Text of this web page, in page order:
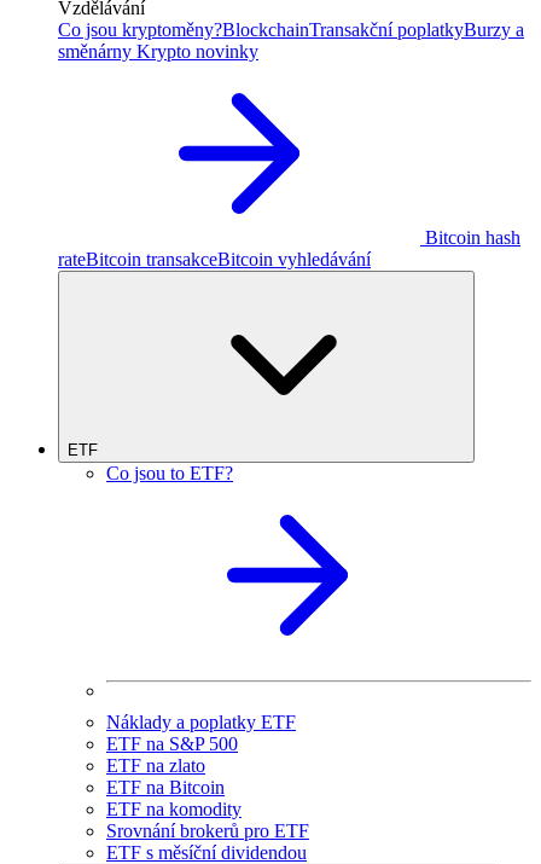
Vzdělávání
Co jsou kryptoměny?BlockchainTransakční poplatkyBurzy a
směnárny Krypto novinky
Bitcoin hash
rateBitcoin transakceBitcoin vyhledávání
ETF
Co jsou to ETF?
Náklady a poplatky ETF
ETF na S&P 500
ETF na zlato
ETF na Bitcoin
ETF na komodity
Srovnání brokerů pro ETF
ETF s měsíční dividendou